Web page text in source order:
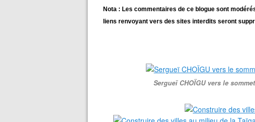
Nota : Les commentaires de ce blogue sont
liens renvoyant vers des sites interdits seront
Sergueï CHOÏGU vers le